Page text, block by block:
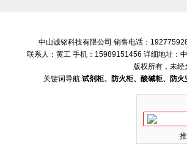
中山诚铭科技有限公司 销售电话：
联系人：黄工 手机：15989151456 详细地址：
版权所有，未经
关键词导航:试剂柜、防火柜、酸碱柜、防